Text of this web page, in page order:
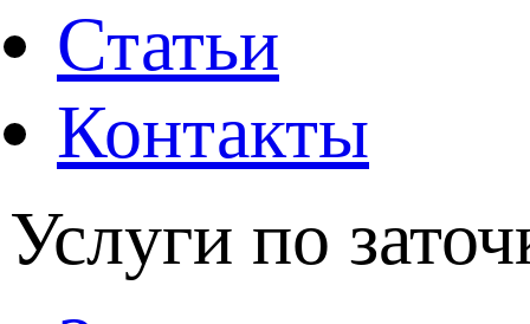
Статьи
Контакты
Услуги по